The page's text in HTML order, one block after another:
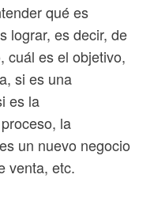
qué es
lograr, es decir, de
cuál es el objetivo,
si es una
es la
la
un nuevo negocio
venta, etc.